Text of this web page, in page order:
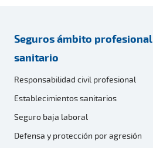
Seguros ámbito profesional
sanitario
Responsabilidad civil profesional
Establecimientos sanitarios
Seguro baja laboral
Defensa y protección por agresión